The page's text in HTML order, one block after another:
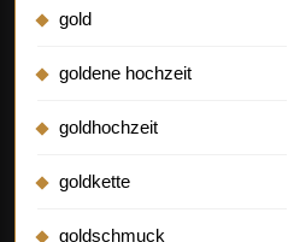
gold
goldene hochzeit
goldhochzeit
goldkette
goldschmuck